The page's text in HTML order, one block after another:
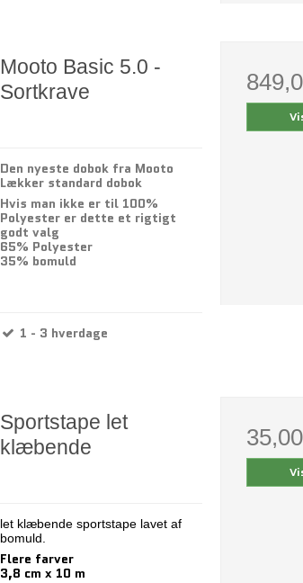
Mooto Basic 5.0 -
Sortkrave
Den nyeste dobok fra Mooto
Lækker standard dobok
Hvis man ikke er til 100%
Polyester er dette et rigtigt
godt valg
65% Polyester
35% bomuld
1 - 3 hverdage
Sportstape let
klæbende
let klæbende sportstape lavet af
bomuld.
Flere farver
3,8 cm x 10 m